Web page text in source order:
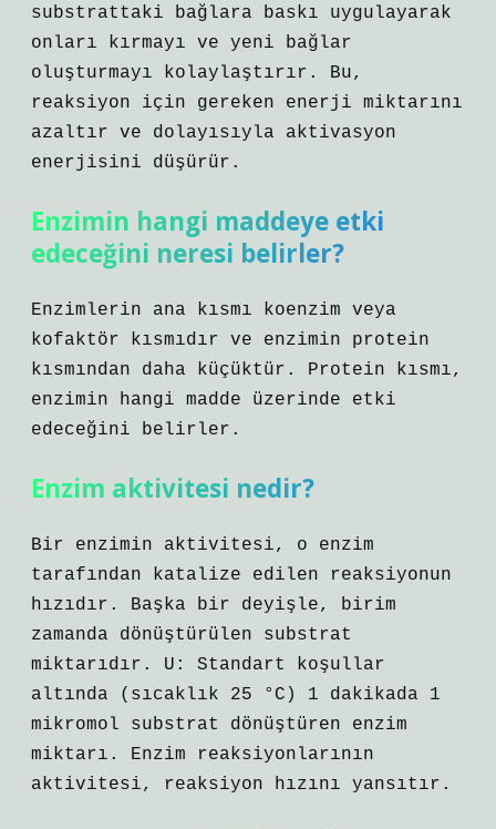
substrattaki bağlara baskı uygulayarak
onları kırmayı ve yeni bağlar
oluşturmayı kolaylaştırır. Bu,
reaksiyon için gereken enerji miktarını
azaltır ve dolayısıyla aktivasyon
enerjisini düşürür.
Enzimin hangi maddeye etki
edeceğini neresi belirler?
Enzimlerin ana kısmı koenzim veya
kofaktör kısmıdır ve enzimin protein
kısmından daha küçüktür. Protein kısmı,
enzimin hangi madde üzerinde etki
edeceğini belirler.
Enzim aktivitesi nedir?
Bir enzimin aktivitesi, o enzim
tarafından katalize edilen reaksiyonun
hızıdır. Başka bir deyişle, birim
zamanda dönüştürülen substrat
miktarıdır. U: Standart koşullar
altında (sıcaklık 25 °C) 1 dakikada 1
mikromol substrat dönüştüren enzim
miktarı. Enzim reaksiyonlarının
aktivitesi, reaksiyon hızını yansıtır.